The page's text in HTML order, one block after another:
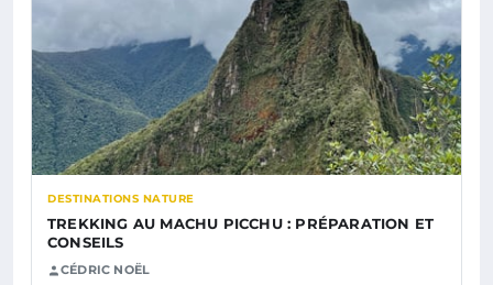
DESTINATIONS NATURE
TREKKING AU MACHU PICCHU : PRÉPARATION ET
CONSEILS
CÉDRIC NOËL